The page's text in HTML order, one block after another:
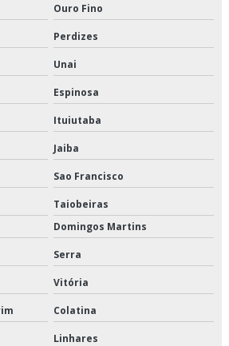
de perecíveis
fracionadas
de alimentos
de alimentos congelados
entrega de perecíveis
de alimentos perecíveis
de climatizados
de congelados
Ouro Fino
Perdizes
Unai
Espinosa
Ituiutaba
Jaiba
Sao Francisco
Taiobeiras
Domingos Martins
Serra
Vitória
Colatina
Linhares